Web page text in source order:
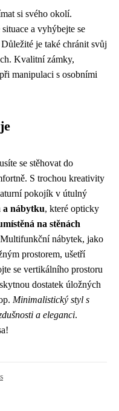
si svého okolí.
a vyhýbejte se
je také chránit svůj
Kvalitní zámky,
manipulaci s osobními
se stěhovat do
S trochou kreativity
pokojík v útulný
a nábytku, které opticky
na stěnách
nábytek, jako
prostorem, ušetří
se vertikálního prostoru
dostatek úložných
Minimalistický styl s
a eleganci.